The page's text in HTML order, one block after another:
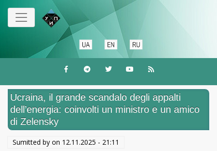
Перейти
основному
Ucraina, il grande scandalo degli appalti
dell’energia: coinvolti un ministro e un amico
di Zelensky
Sumitted by on 12.11.2025 - 21:11